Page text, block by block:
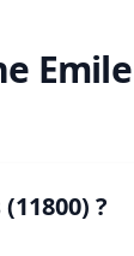
Emile
?